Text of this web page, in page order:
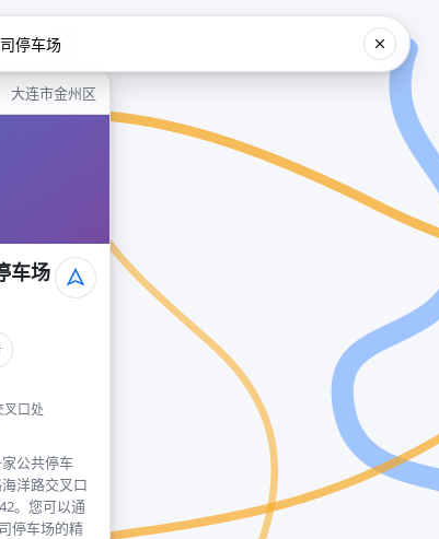
大连市金州区
车场
口处
公共停车
洋路交叉口
。您可以通
停车场的精